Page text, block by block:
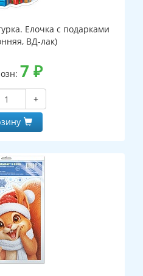
Елочка с подарками
ВД-лак)
7 ₽
+